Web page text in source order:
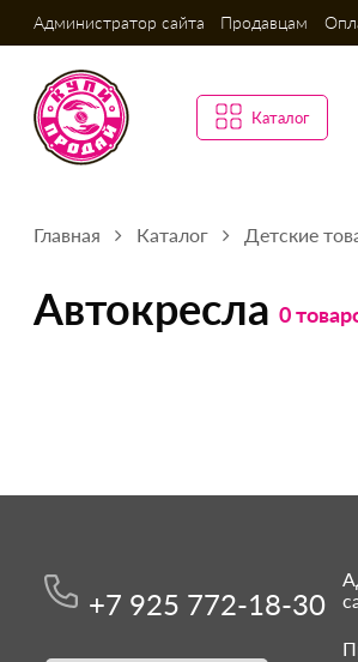
Администратор сайта Продавцам
Каталог
Главная Каталог Детские
Автокресла 0
+7 925 772-18-30